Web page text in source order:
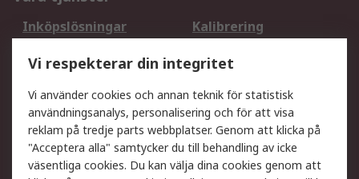
Inköpslösningar
Kalibrering
DesignSpark
Teknisk Support
Ditt lokala säljteam
Exportlösningar
Support
Få hjälp
Retur av varor
Vi respekterar din integritet
Vi använder cookies och annan teknik för statistisk
användningsanalys, personalisering och för att visa
reklam på tredje parts webbplatser. Genom att klicka på
"Acceptera alla" samtycker du till behandling av icke
väsentliga cookies. Du kan välja dina cookies genom att